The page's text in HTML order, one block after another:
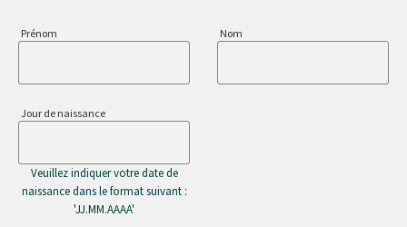
Prénom Nom
Jour de naissance
Veuillez indiquer votre date de
naissance dans le format suivant :
'JJ.MM.AAAA'